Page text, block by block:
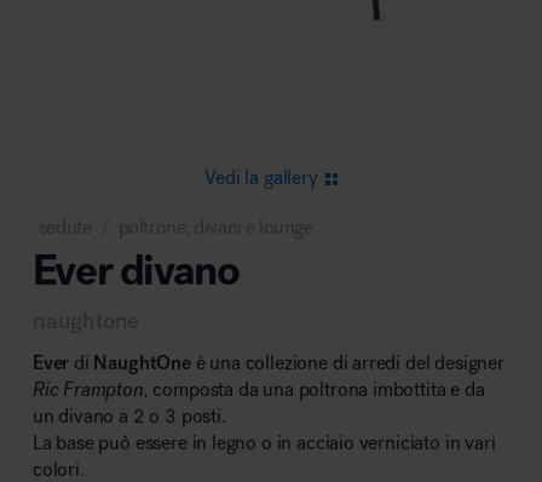
Area lounge e attesa
Area outdoor
Vedi la gallery
sedute poltrone, divani e lounge
Ever divano
naughtone
Ever di NaughtOneè una collezione di arredi del designer
Ric Frampton, composta da una poltrona imbottita e da
un divano a 2 o 3 posti.
La base può essere in legno o in acciaio verniciato in vari
colori.